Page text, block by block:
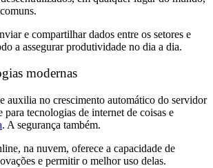
e compartilhar dados entre os setores e
a assegurar produtividade no dia a dia.
modernas
auxilia no crescimento automático do servidor
para tecnologias de internet de coisas e
. A segurança também.
na nuvem, oferece a capacidade de
e permitir o melhor uso delas.